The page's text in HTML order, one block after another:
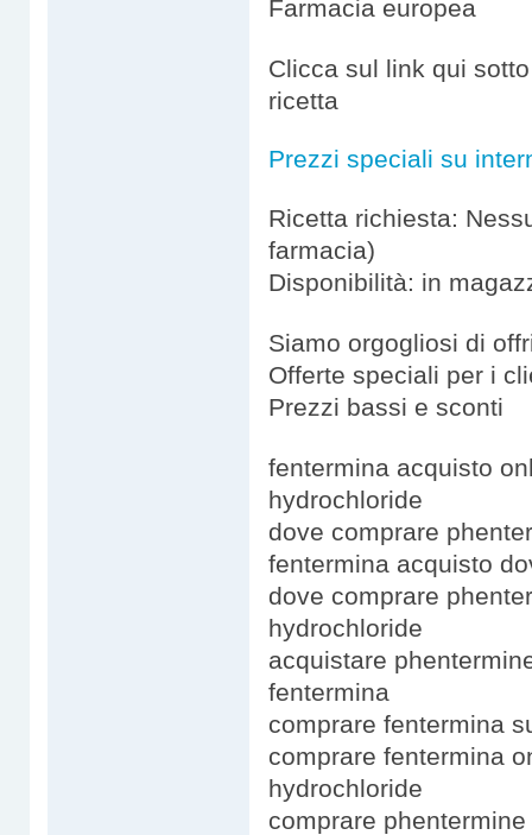
Farmacia europea
Clicca sul link qui
ricetta
Prezzi speciali su
Ricetta richiesta:
farmacia)
Disponibilità: in
Siamo orgogliosi di
Offerte speciali per i
Prezzi bassi e sconti
fentermina acquisto
hydrochloride
dove comprare
fentermina acquisto
dove comprare
hydrochloride
acquistare
fentermina
comprare fentermina
comprare fentermina
hydrochloride
comprare